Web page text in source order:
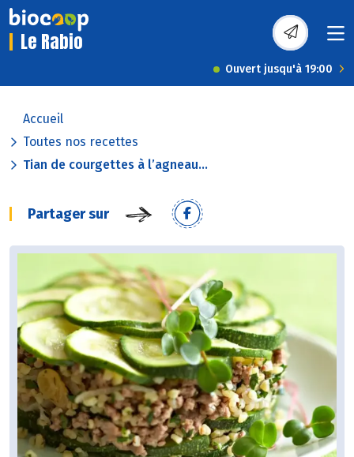
Le Rabio
Ouvert jusqu'à 19:00
Accueil
Toutes nos recettes
Tian de courgettes à l’agneau...
Partager sur